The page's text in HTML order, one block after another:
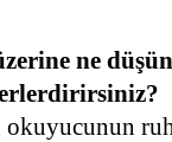
ne
okuyucunun